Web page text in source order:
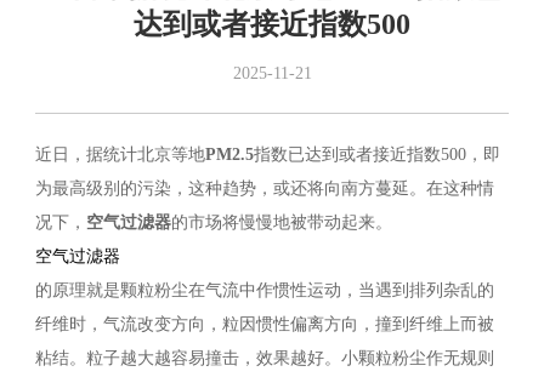
达到或者接近指数500
2025-11-21
近日，据统计北京等地PM2.5指数已达到或者接近指数500，即
为最高级别的污染，这种趋势，或还将向南方蔓延。在这种情
况下， 空气过滤器的市场将慢慢地被带动起来。
空气过滤器
的原理就是颗粒粉尘在气流中作惯性运动，当遇到排列杂乱的
纤维时，气流改变方向，粒因惯性偏离方向，撞到纤维上而被
粘结。粒子越大越容易撞击，效果越好。小颗粒粉尘作无规则